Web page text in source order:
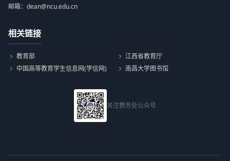
邮箱：dean@ncu.edu.cn
相关链接
教育部
江西省教育厅
中国高等教育学生信息网(学信网)
南昌大学图书馆
关注教务处公众号